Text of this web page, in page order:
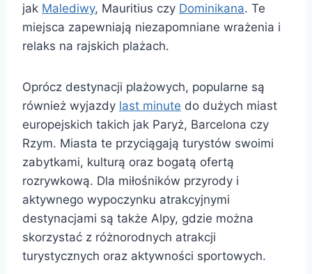
jak Malediwy, Mauritius czy Dominikana. Te
miejsca zapewniają niezapomniane wrażenia i
relaks na rajskich plażach.
Oprócz destynacji plażowych, popularne są
również wyjazdy last minute do dużych miast
europejskich takich jak Paryż, Barcelona czy
Rzym. Miasta te przyciągają turystów swoimi
zabytkami, kulturą oraz bogatą ofertą
rozrywkową. Dla miłośników przyrody i
aktywnego wypoczynku atrakcyjnymi
destynacjami są także Alpy, gdzie można
skorzystać z różnorodnych atrakcji
turystycznych oraz aktywności sportowych.